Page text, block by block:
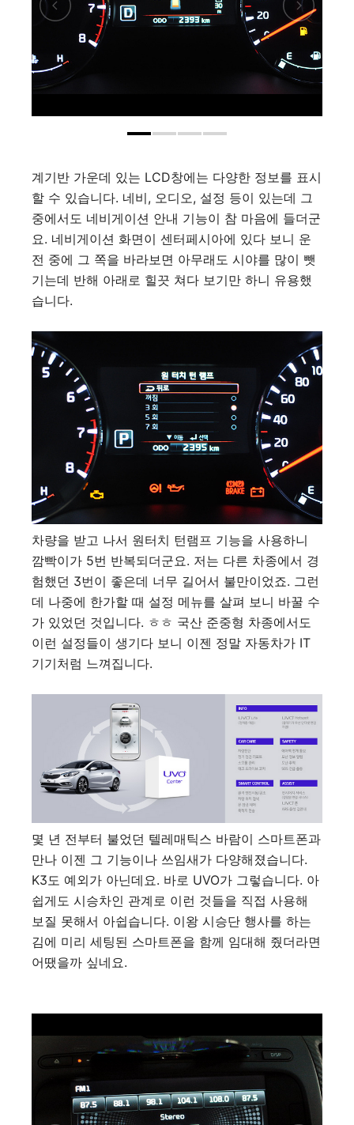
계기반 가운데 있는 LCD창에는 다양한 정보를 표시
할 수 있습니다. 네비, 오디오, 설정 등이 있는데 그
중에서도 네비게이션 안내 기능이 참 마음에 들더군
요. 네비게이션 화면이 센터페시아에 있다 보니 운
전 중에 그 쪽을 바라보면 아무래도 시야를 많이 뺏
기는데 반해 아래로 힐끗 쳐다 보기만 하니 유용했
습니다.
차량을 받고 나서 원터치 턴램프 기능을 사용하니
깜빡이가 5번 반복되더군요. 저는 다른 차종에서 경
험했던 3번이 좋은데 너무 길어서 불만이었죠. 그런
데 나중에 한가할 때 설정 메뉴를 살펴 보니 바꿀 수
가 있었던 것입니다. ㅎㅎ 국산 준중형 차종에서도
이런 설정들이 생기다 보니 이젠 정말 자동차가 IT
기기처럼 느껴집니다.
몇 년 전부터 불었던 텔레매틱스 바람이 스마트폰과
만나 이젠 그 기능이나 쓰임새가 다양해졌습니다.
K3도 예외가 아닌데요. 바로 UVO가 그렇습니다. 아
쉽게도 시승차인 관계로 이런 것들을 직접 사용해
보질 못해서 아쉽습니다. 이왕 시승단 행사를 하는
김에 미리 세팅된 스마트폰을 함께 임대해 줬더라면
어땠을까 싶네요.